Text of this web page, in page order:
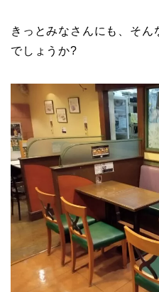
きっとみなさんにも、そん
でしょうか?